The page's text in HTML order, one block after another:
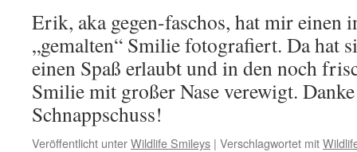
Erik, aka gegen-faschos, hat mir einen
„gemalten“ Smilie fotografiert. Da hat
einen Spaß erlaubt und in den noch
Smilie mit großer Nase verewigt.
Schnappschuss!
Veröffentlicht unterWildlife Smileys | Verschlagwortet mit